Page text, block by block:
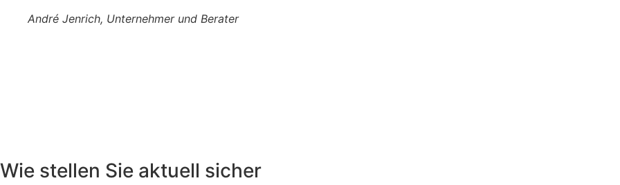
André Jenrich, Unternehmer und Berater
Wie stellen Sie aktuell sicher